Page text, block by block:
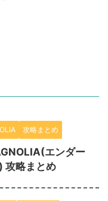
攻略まとめ
エンダー
攻略まとめ